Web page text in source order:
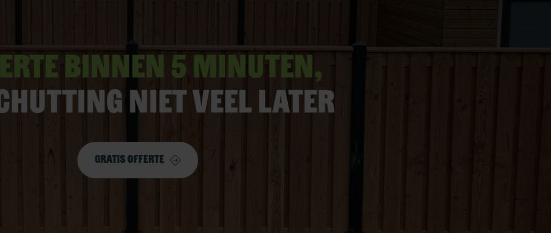
binnen 5 minuten,
niet veel later
Gratis offerte